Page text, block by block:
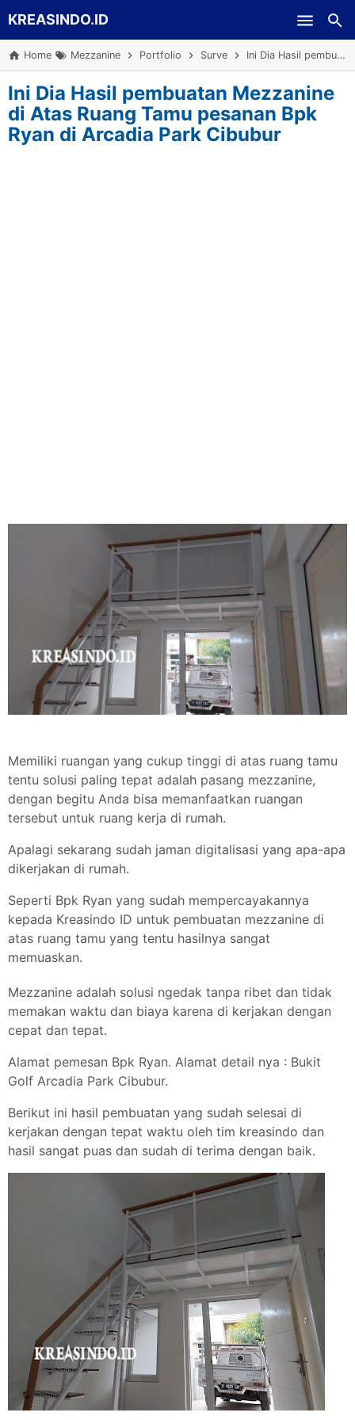
KREASINDO.ID
Home Mezzanine Portfolio Surve Ini Dia Hasil pembuatan Mezzanine di Atas Ruang Tamu pesanan Bpk Ryan di Arcadia Park Cibubur
Ini Dia Hasil pembuatan Mezzanine
di Atas Ruang Tamu pesanan Bpk
Ryan di Arcadia Park Cibubur
Memiliki ruangan yang cukup tinggi di atas ruang tamu
tentu solusi paling tepat adalah pasang mezzanine,
dengan begitu Anda bisa memanfaatkan ruangan
tersebut untuk ruang kerja di rumah.
Apalagi sekarang sudah jaman digitalisasi yang apa-apa
dikerjakan di rumah.
Seperti Bpk Ryan yang sudah mempercayakannya
kepada Kreasindo ID untuk pembuatan mezzanine di
atas ruang tamu yang tentu hasilnya sangat
memuaskan.
Mezzanine adalah solusi ngedak tanpa ribet dan tidak
memakan waktu dan biaya karena di kerjakan dengan
cepat dan tepat.
Alamat pemesan Bpk Ryan. Alamat detail nya : Bukit
Golf Arcadia Park Cibubur.
Berikut ini hasil pembuatan yang sudah selesai di
kerjakan dengan tepat waktu oleh tim kreasindo dan
hasil sangat puas dan sudah di terima dengan baik.